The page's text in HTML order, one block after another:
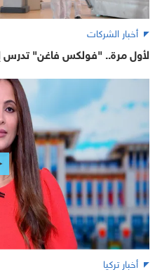
أخبار الشركات
لأول مرة.. "فولكس فاغن" تدرس
أخبار تركيا